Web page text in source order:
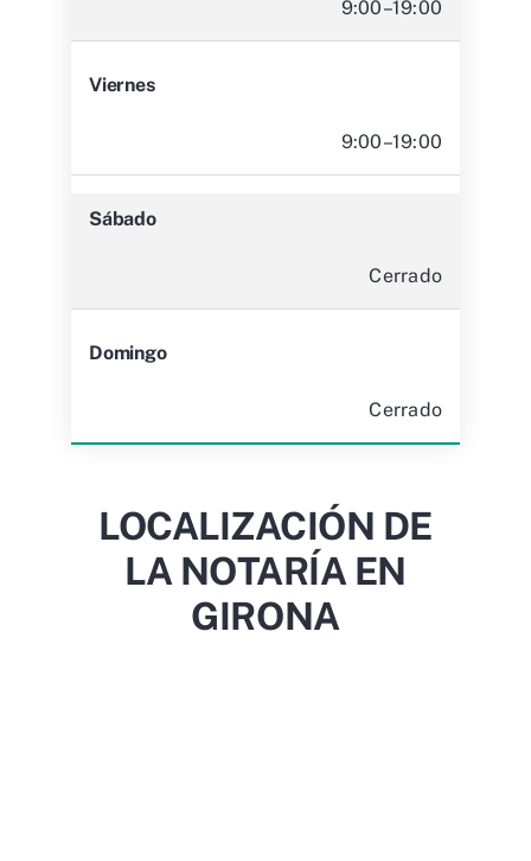
9:00–19:00
Viernes
9:00–19:00
Sábado
Cerrado
Domingo
Cerrado
LOCALIZACIÓN DE
LA NOTARÍA EN
GIRONA